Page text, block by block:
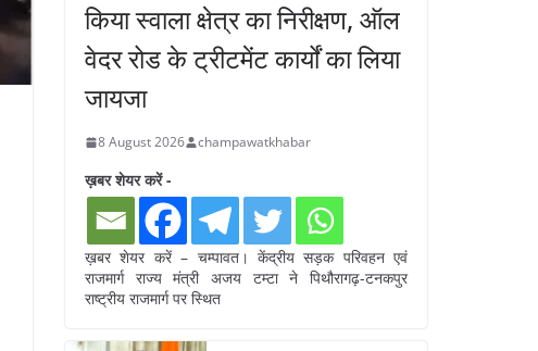
किया स्वाला क्षेत्र का निरीक्षण, ऑल
वेदर रोड के ट्रीटमेंट कार्यों का लिया
जायजा
8 August 2026 champawatkhabar
ख़बर शेयर करें -
ख़बर शेयर करें – चम्पावत। केंद्रीय सड़क परिवहन एवं
राजमार्ग राज्य मंत्री अजय टम्टा ने पिथौरागढ़-टनकपुर
राष्ट्रीय राजमार्ग पर स्थित